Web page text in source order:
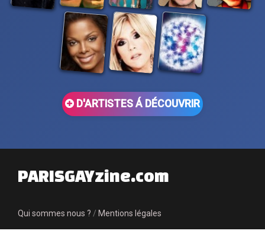
D'ARTISTES Á DÉCOUVRIR
PARISGAYzine.com
Qui sommes nous ? / Mentions légales